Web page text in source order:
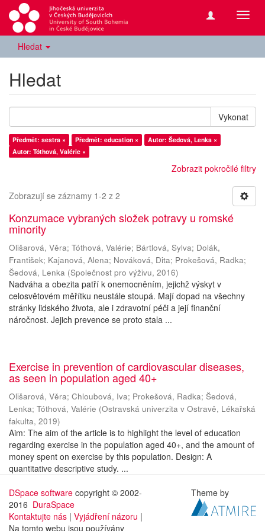
Hledat
Hledat
Vykonat
Předmět: sestra × Předmět: education ×
Autor: Šedová, Lenka ×
Autor: Tóthová, Valérie ×
Zobrazit pokročilé filtry
Zobrazují se záznamy 1-2 z 2
Konzumace vybraných složek potravy u romské
minority
Olišarová, Věra; Tóthová, Valérie; Bártlová, Sylva; Dolák,
František; Kajanová, Alena; Nováková, Dita; Prokešová, Radka;
Šedová, Lenka (Společnost pro výživu, 2016)
Nadváha a obezita patří k onemocněním, jejichž výskyt v
celosvětovém měřítku neustále stoupá. Mají dopad na všechny
stránky lidského života, ale i zdravotní péči a její finanční
náročnost. Jejich prevence se proto stala ...
Exercise in prevention of cardiovascular diseases,
as seen in population aged 40+
Olišarová, Věra; Chloubová, Iva; Prokešová, Radka; Šedová,
Lenka; Tóthová, Valérie (Ostravská univerzita v Ostravě, Lékařská
fakulta, 2019)
Aim: The aim of the article is to highlight the level of education
regarding exercise in the population aged 40+, and the amount of
money spent on exercise by this population. Design: A
quantitative descriptive study. ...
DSpace software copyright © 2002-
2016 DuraSpace
Kontaktujte nás | Vyjádření názoru |
Na tomto webu jsou používány
Theme by